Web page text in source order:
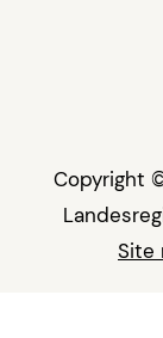
Copyright
Site